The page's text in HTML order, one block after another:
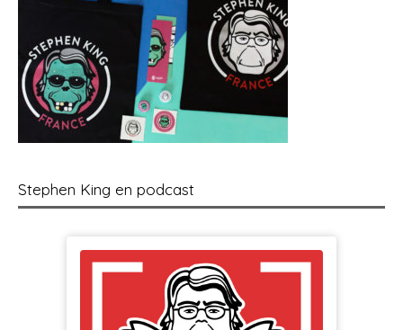
Stephen King en podcast